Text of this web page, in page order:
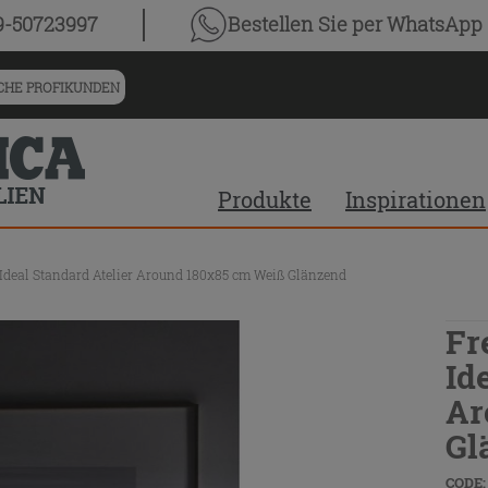
50723997 Bestellen Sieper WhatsApp
PROFIKUNDEN
Produkte Inspirationen
Standard Atelier Around 180x85 cm Weiß Glänzend